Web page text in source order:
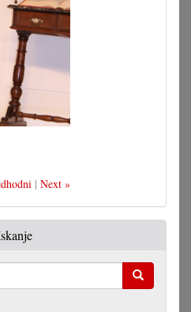
| Next »